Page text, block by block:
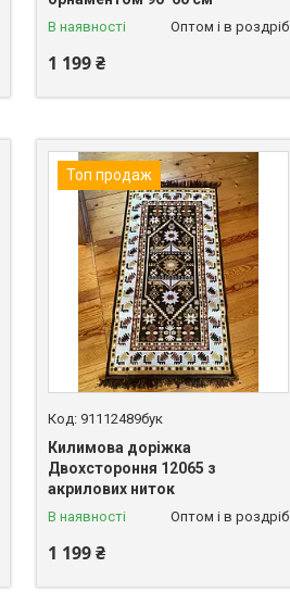
В наявності Оптом і в роздріб
1 199 ₴
Топ продаж
91112489бук
Килимова доріжка
Двохстороння 12065 з
акрилових ниток
В наявності Оптом і в роздріб
1 199 ₴